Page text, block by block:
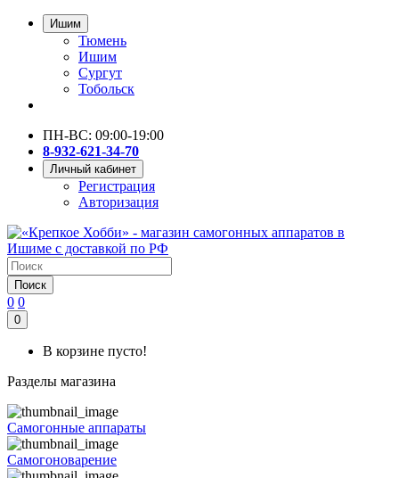
Ишим
Тюмень
Ишим
Сургут
Тобольск
ПН-ВС: 09:00-19:00
8-932-621-34-70
Личный кабинет
Регистрация
Авторизация
Поиск
0 0
0
В корзине пусто!
Разделы магазина
Самогонные аппараты
Самогоноварение